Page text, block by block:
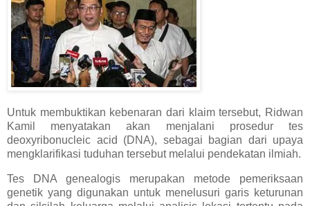
Untuk membuktikan kebenaran dari klaim tersebut, Ridwan
Kamil menyatakan akan menjalani prosedur tes
deoxyribonucleic acid (DNA), sebagai bagian dari upaya
mengklarifikasi tuduhan tersebut melalui pendekatan ilmiah.
Tes DNA genealogis merupakan metode pemeriksaan
genetik yang digunakan untuk menelusuri garis keturunan